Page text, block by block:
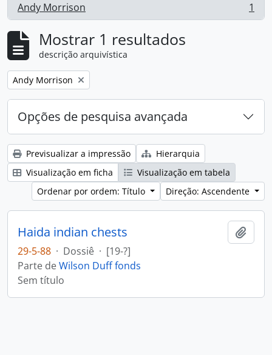
Andy Morrison
, 1 resultados 1
Mostrar 1 resultados
descrição arquivística
Remove filter:
Andy Morrison
Opções de pesquisa avançada
Previsualizar a impressão
Hierarquia
Visualização em ficha
Visualização em tabela
Ordenar por ordem: Título
Direção: Ascendente
Haida indian chests
29-5-88 · Dossiê · [19-?]
Parte deWilson Duff fonds
Sem título